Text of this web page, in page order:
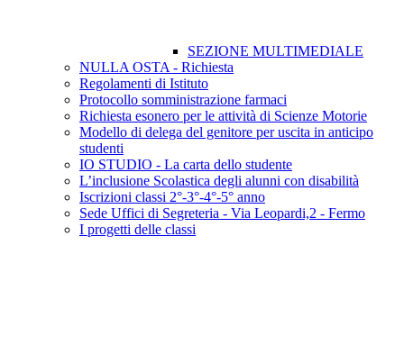
SEZIONE MULTIMEDIALE
NULLA OSTA - Richiesta
Regolamenti di Istituto
Protocollo somministrazione farmaci
Richiesta esonero per le attività di Scienze Motorie
Modello di delega del genitore per uscita in anticipo
studenti
IO STUDIO - La carta dello studente
L’inclusione Scolastica degli alunni con disabilità
Iscrizioni classi 2°-3°-4°-5° anno
Sede Uffici di Segreteria - Via Leopardi,2 - Fermo
I progetti delle classi